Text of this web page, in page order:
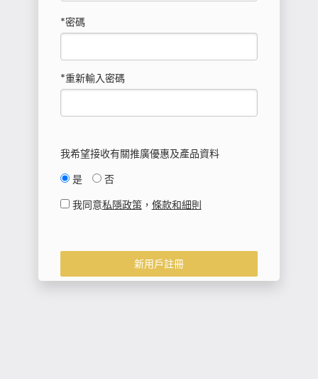
*密碼
*重新輸入密碼
我希望接收有關推廣優惠及產品資料
是
否
我同意私隱政策， 條款和細則
新用戶註冊